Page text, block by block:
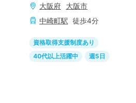
大阪府
大阪市
中崎町駅 徒歩4分
資格取得支援制度あり
40代以上活躍中
週5日